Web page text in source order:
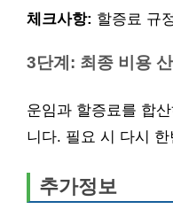
체크사항: 할증료 규
3단계: 최종 비용
운임과 할증료를 합
니다. 필요 시 다시
추가정보